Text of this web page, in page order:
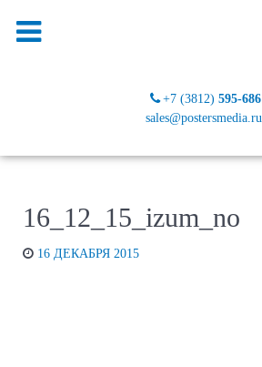
+7 (3812)595-686
sales@postersmedia.ru
16_12_15_izum_no
16 ДЕКАБРЯ 2015